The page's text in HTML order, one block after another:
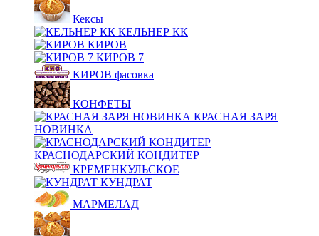
Кексы
КЕЛЬНЕР КК
КИРОВ
КИРОВ 7
КИРОВ фасовка
КОНФЕТЫ
КРАСНАЯ ЗАРЯ
НОВИНКА
КРАСНОДАРСКИЙ КОНДИТЕР
КРЕМЕНКУЛЬСКОЕ
КУНДРАТ
МАРМЕЛАД